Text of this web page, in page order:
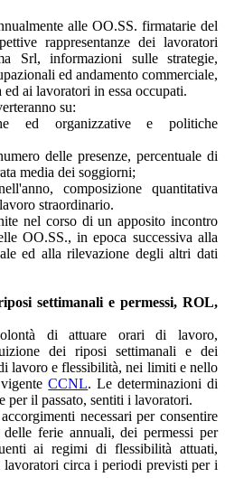
alle OO.SS. firmatarie del
rappresentanze dei lavoratori
Srl, informazioni sulle strategie,
ed andamento commerciale,
ai lavoratori in essa occupati.
su:
ed organizzative e politiche
delle presenze, percentuale di
media dei soggiorni;
composizione quantitativa
straordinario.
nel corso di un apposito incontro
OO.SS., in epoca successiva alla
ed alla rilevazione degli altri dati
settimanali e permessi, ROL,
di attuare orari di lavoro,
dei riposi settimanali e dei
lavoro e flessibilità, nei limiti e nello
vigenteCCNL. Le determinazioni di
per il passato, sentiti i lavoratori.
necessari per consentire
ferie annuali, dei permessi per
ai regimi di flessibilità attuati,
lavoratori circa i periodi previsti per i